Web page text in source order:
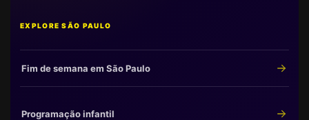
EXPLORE SÃO PAULO
Fim de semana em São Paulo
Programação infantil